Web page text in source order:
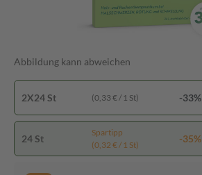
Abbildung kann abweichen
2X24 St (0,33 € / 1 St) -33%
24 St
Spartipp
(0,32 € / 1 St)
-35%